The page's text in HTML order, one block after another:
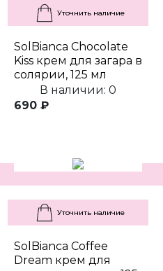
Уточнить наличие
SolBianca Chocolate
Kiss крем для загара в
солярии, 125 мл
В наличии: 0
690 ₽
Уточнить наличие
SolBianca Coffee
Dream крем для